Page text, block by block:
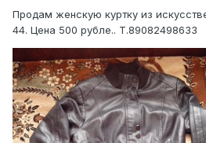
Продам женскую куртку из
44. Цена 500 рубле.. Т.89082498633